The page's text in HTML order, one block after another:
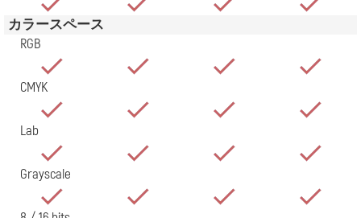
カラースペース
RGB
CMYK
Lab
Grayscale